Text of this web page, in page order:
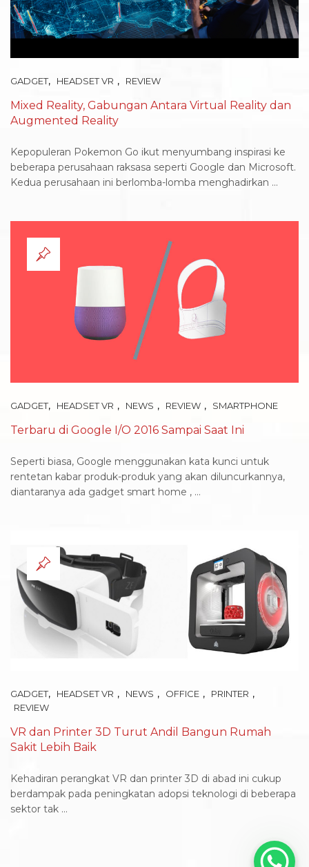
GADGET, HEADSET VR , REVIEW
Mixed Reality, Gabungan Antara Virtual Reality dan
Augmented Reality
Kepopuleran Pokemon Go ikut menyumbang inspirasi ke
beberapa perusahaan raksasa seperti Google dan Microsoft.
Kedua perusahaan ini berlomba-lomba menghadirkan ...
GADGET, HEADSET VR , NEWS , REVIEW , SMARTPHONE
Terbaru di Google I/O 2016 Sampai Saat Ini
Seperti biasa, Google menggunakan kata kunci untuk
rentetan kabar produk-produk yang akan diluncurkannya,
diantaranya ada gadget smart home , ...
GADGET, HEADSET VR , NEWS , OFFICE , PRINTER ,
REVIEW
VR dan Printer 3D Turut Andil Bangun Rumah
Sakit Lebih Baik
Kehadiran perangkat VR dan printer 3D di abad ini cukup
berdampak pada peningkatan adopsi teknologi di beberapa
sektor tak ...